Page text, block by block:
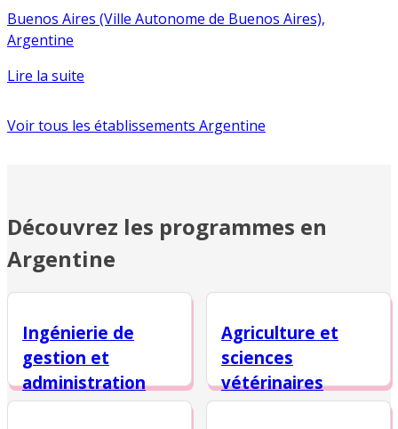
Buenos Aires (Ville Autonome de Buenos Aires),
Argentine
Lire la suite
Voir tous les établissements Argentine
Découvrez les programmes en
Argentine
Ingénierie de
gestion et
administration
des affaires
Agriculture et
sciences
vétérinaires